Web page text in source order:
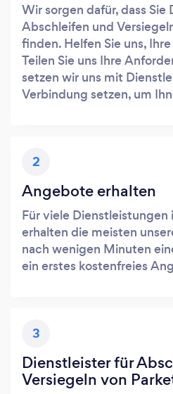
Wir sorgen dafür, dass
Abschleifen und
finden. Helfen Sie uns,
Teilen Sie uns Ihre
setzen wir uns mit
Verbindung setzen, um
2
Angebote erhalten
Für viele Dienstleistungen
erhalten die meisten
nach wenigen Minuten
ein erstes kostenfreies
3
Dienstleister für
Versiegeln von